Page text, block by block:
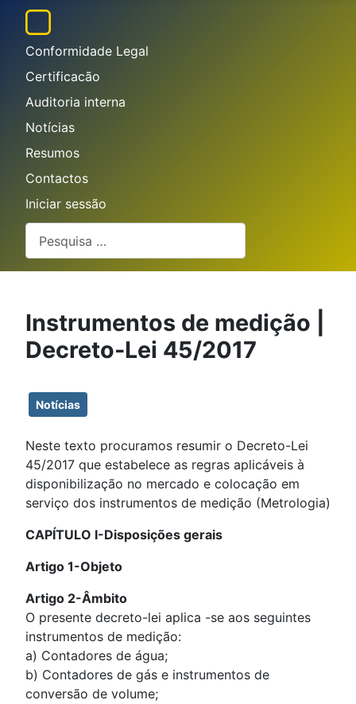
Conformidade Legal
Certificacão
Auditoria interna
Notícias
Resumos
Contactos
Iniciar sessão
Instrumentos de medição |
Decreto-Lei 45/2017
Notícias
Neste texto procuramos resumir o Decreto-Lei
45/2017 que estabelece as regras aplicáveis à
disponibilização no mercado e colocação em
serviço dos instrumentos de medição (Metrologia)
CAPÍTULO I-Disposições gerais
Artigo 1-Objeto
Artigo 2-Âmbito
O presente decreto-lei aplica -se aos seguintes
instrumentos de medição:
a) Contadores de água;
b) Contadores de gás e instrumentos de
conversão de volume;